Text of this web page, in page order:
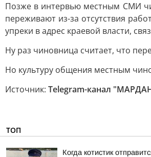
Позже в интервью местным СМИ
переживают из-за отсутствия
упреки в адрес краевой власти,
Ну раз чиновница считает, что
Но культуру общения местным
Источник: Telegram-канал
ТОП
Когда котистик